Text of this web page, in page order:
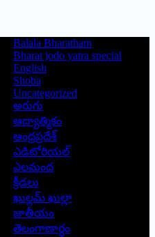
Balala Bharatham
Bharat jodo yatra special
English
Shoba
Uncategorized
అరుగు
ఆద్యాత్మికం
ఆంధ్రప్రదేశ్
ఎడిటోరియల్
ఎలమంద
క్రీడలు
ఖుల్లమ్ ఖుల్లా
జాతీయం
తెలంగాణార్థం